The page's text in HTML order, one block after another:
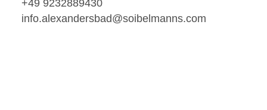
+49 9232889430
info.alexandersbad@soibelmanns.com